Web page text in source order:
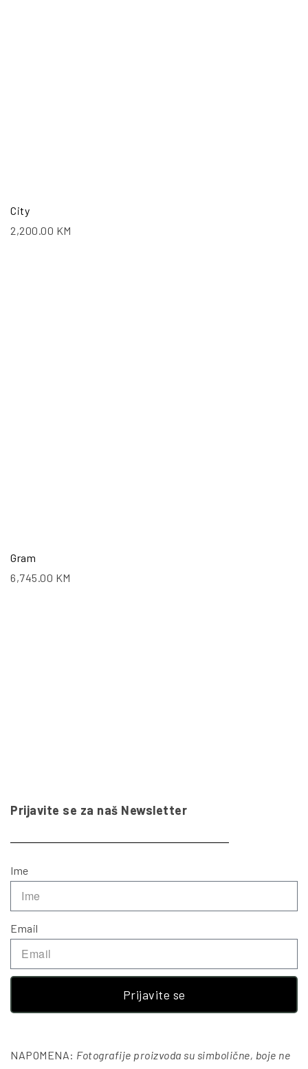
City
2,200.00 KM
Gram
6,745.00 KM
Prijavite se za naš Newsletter
Ime
Email
Prijavite se
NAPOMENA: Fotografije proizvoda su simbolične, boje ne